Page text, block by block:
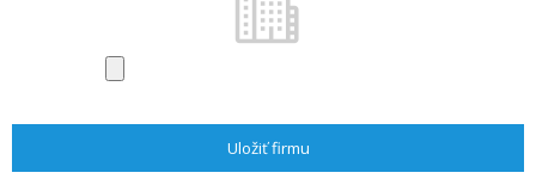
Úprava a čistenie vody
Výťahy
Výstavy a veľtrhy
Stavebné firmy